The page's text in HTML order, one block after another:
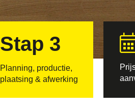
Stap 3
Planning, productie,
plaatsing & afwerking